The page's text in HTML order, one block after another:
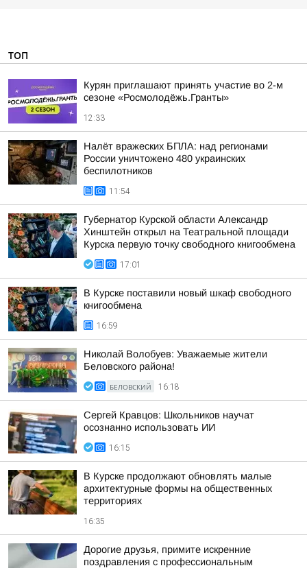
ТОП
Курян приглашают принять участие во 2-м
сезоне «Росмолодёжь.Гранты»
12:33
Налёт вражеских БПЛА: над регионами
России уничтожено 480 украинских
беспилотников
11:54
Губернатор Курской области Александр
Хинштейн открыл на Театральной площади
Курска первую точку свободного книгообмена
17:01
В Курске поставили новый шкаф свободного
книгообмена
16:59
Николай Волобуев: Уважаемые жители
Беловского района!
БЕЛОВСКИЙ 16:18
Сергей Кравцов: Школьников научат
осознанно использовать ИИ
16:15
В Курске продолжают обновлять малые
архитектурные формы на общественных
территориях
16:35
Дорогие друзья, примите искренние
поздравления с профессиональным